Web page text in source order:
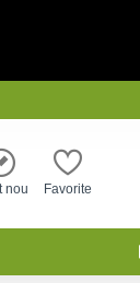
nou Favorite